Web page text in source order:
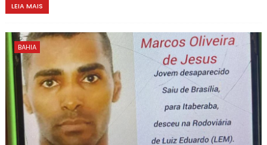
LEIA MAIS
BAHIA